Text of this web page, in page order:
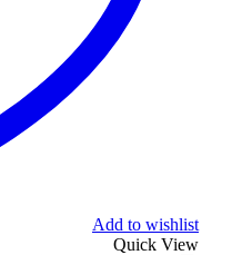
Add to wishlist
Quick View